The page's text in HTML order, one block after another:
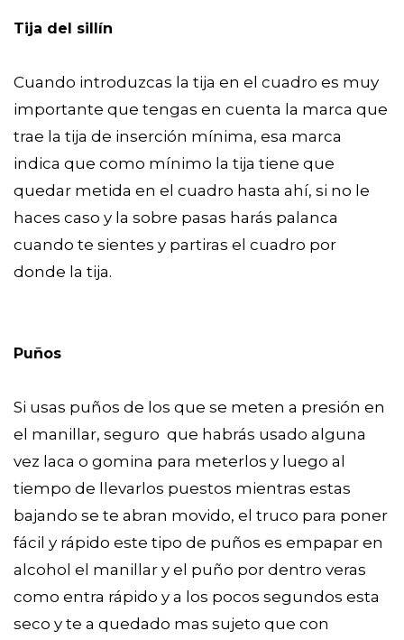
Tija del sillín
Cuando introduzcas la tija en el cuadro es muy
importante que tengas en cuenta la marca que
trae la tija de inserción mínima, esa marca
indica que como mínimo la tija tiene que
quedar metida en el cuadro hasta ahí, si no le
haces caso y la sobre pasas harás palanca
cuando te sientes y partiras el cuadro por
donde la tija.
Puños
Si usas puños de los que se meten a presión en
el manillar, seguro que habrás usado alguna
vez laca o gomina para meterlos y luego al
tiempo de llevarlos puestos mientras estas
bajando se te abran movido, el truco para poner
fácil y rápido este tipo de puños es empapar en
alcohol el manillar y el puño por dentro veras
como entra rápido y a los pocos segundos esta
seco y te a quedado mas sujeto que con